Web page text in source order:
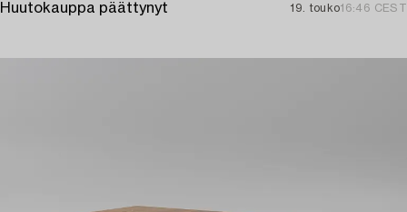
Huutokauppa päättynyt 19. touko16:46 CEST